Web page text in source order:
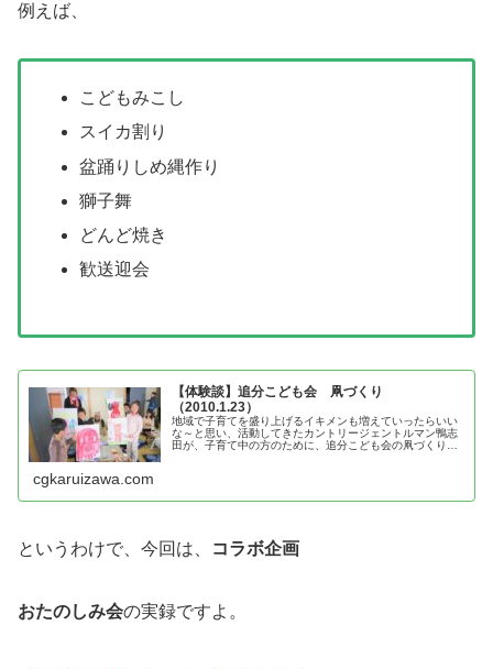
例えば、
こどもみこし
スイカ割り
盆踊りしめ縄作り
獅子舞
どんど焼き
歓送迎会
【体験談】追分こども会 凧づくり
（2010.1.23）
地域で子育てを盛り上げるイキメンも増えていったらいい
な～と思い、活動してきたカントリージェントルマン鴨志
田が、子育て中の方のために、追分こども会の凧づくりの
cgkaruizawa.com
というわけで、今回は、 コラボ企画
おたのしみ会の実録ですよ。